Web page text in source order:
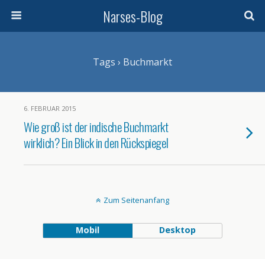
Narses-Blog
Tags › Buchmarkt
6. FEBRUAR 2015
Wie groß ist der indische Buchmarkt
wirklich? Ein Blick in den Rückspiegel
Zum Seitenanfang
Mobil Desktop